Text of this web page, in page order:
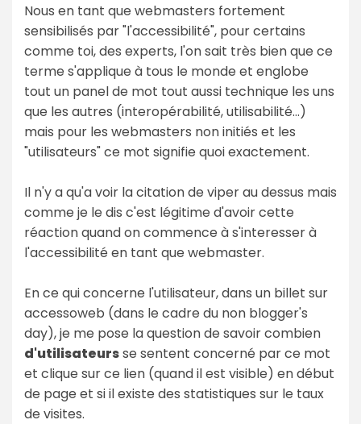
Nous en tant que webmasters fortement
sensibilisés par "l'accessibilité", pour certains
comme toi, des experts, l'on sait très bien que ce
terme s'applique à tous le monde et englobe
tout un panel de mot tout aussi technique les uns
que les autres (interopérabilité, utilisabilité...)
mais pour les webmasters non initiés et les
"utilisateurs" ce mot signifie quoi exactement.
Il n'y a qu'a voir la citation de viper au dessus mais
comme je le dis c'est légitime d'avoir cette
réaction quand on commence à s'interesser à
l'accessibilité en tant que webmaster.
En ce qui concerne l'utilisateur, dans un billet sur
accessoweb (dans le cadre du non blogger's
day), je me pose la question de savoir combien
d'utilisateursse sentent concerné par ce mot
et clique sur ce lien (quand il est visible) en début
de page et si il existe des statistiques sur le taux
de visites.